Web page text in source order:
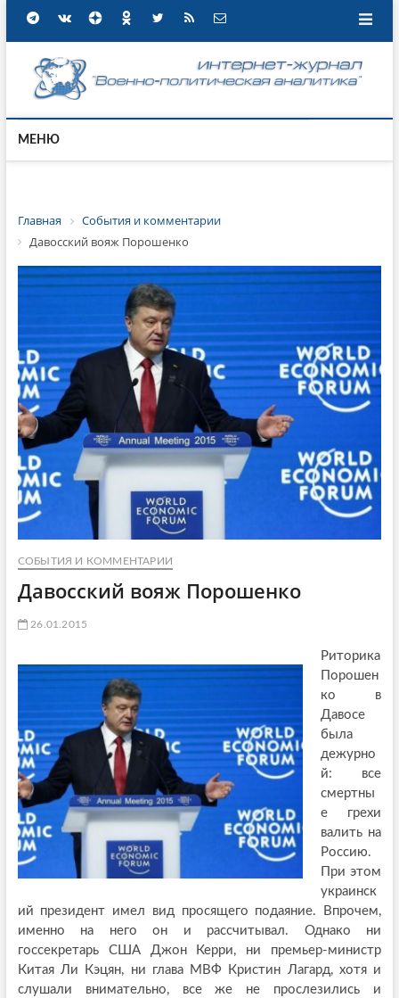
МЕНЮ
Главная
События и комментарии
Давосский вояж Порошенко
СОБЫТИЯ И КОММЕНТАРИИ
Давосский вояж Порошенко
26.01.2015
Риторика
Порошен
ко в
Давосе
была
дежурно
й: все
смертны
е грехи
валить на
Россию.
При этом
украинск
ий президент имел вид просящего подаяние. Впрочем,
именно на него он и рассчитывал. Однако ни
госсекретарь США Джон Керри, ни премьер-министр
Китая Ли Кэцян, ни глава МВФ Кристин Лагард, хотя и
слушали внимательно, все же не прослезились и